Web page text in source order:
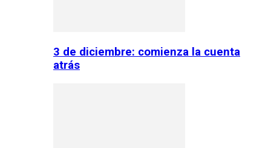
3 de diciembre: comienza la cuenta
atrás